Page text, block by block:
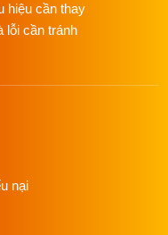
hiệu cần thay
lỗi cần tránh
nại